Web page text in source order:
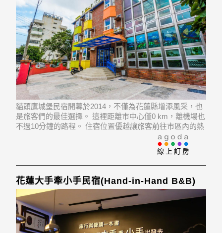
貓頭鷹城堡民宿開幕於2014，不僅為花蓮縣增添風采，也
是旅客們的最佳選擇。 這裡距離市中心僅0 km，離機場也
不過10分鐘的路程。 住宿位置優越讓旅客前往市區內的熱
線上訂房
花蓮大手牽小手民宿(Hand-in-Hand B&B)